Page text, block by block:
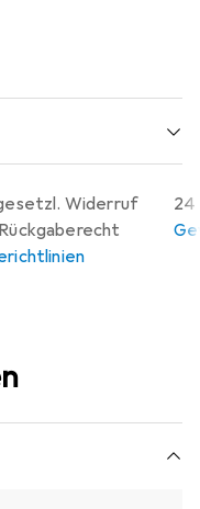
Widerruf
24